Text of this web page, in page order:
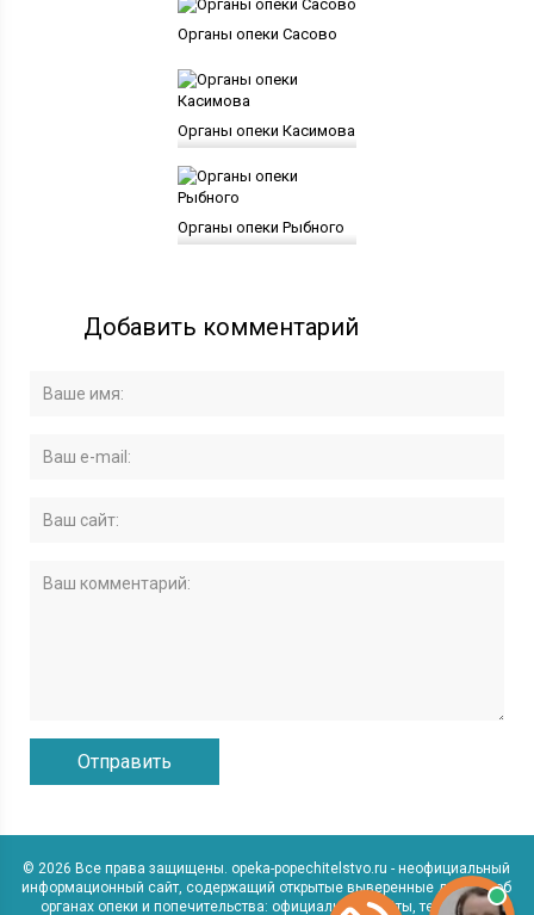
Органы опеки Сасово
Органы опеки Касимова
Органы опеки Рыбного
Добавить комментарий
© 2026 Все права защищены. opeka-popechitelstvo.ru - неофициальный
информационный сайт, содержащий открытые выверенные данные об
органах опеки и попечительства: официальные сайты, телефоны,